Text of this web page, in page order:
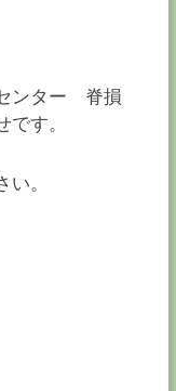
ンター 脊損
す。
。